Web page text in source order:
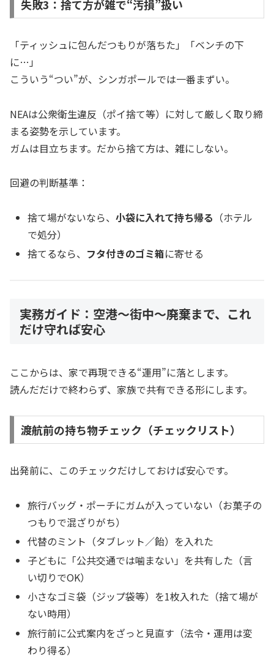
失敗3：捨て方が雑で“汚損”扱い
「ティッシュに包んだつもりが落ちた」「ベンチの下
に…」
こういう“つい”が、シンガポールでは一番まずい。
NEAは公衆衛生違反（ポイ捨て等）に対して厳しく取り締
まる姿勢を示しています。
ガムは目立ちます。だから捨て方は、雑にしない。
回避の判断基準：
捨て場がないなら、小袋に入れて持ち帰る （ホテル
で処分）
捨てるなら、 フタ付きのゴミ箱に寄せる
実務ガイド：空港〜街中〜廃棄まで、これ
だけ守れば安心
ここからは、家で再現できる“運用”に落とします。
読んだだけで終わらず、家族で共有できる形にします。
渡航前の持ち物チェック（チェックリスト）
出発前に、このチェックだけしておけば安心です。
旅行バッグ・ポーチにガムが入っていない（お菓子の
つもりで混ざりがち）
代替のミント（タブレット／飴）を入れた
子どもに「公共交通では噛まない」を共有した（言
い切りでOK）
小さなゴミ袋（ジップ袋等）を1枚入れた（捨て場が
ない時用）
旅行前に公式案内をざっと見直す（法令・運用は変
わり得る）